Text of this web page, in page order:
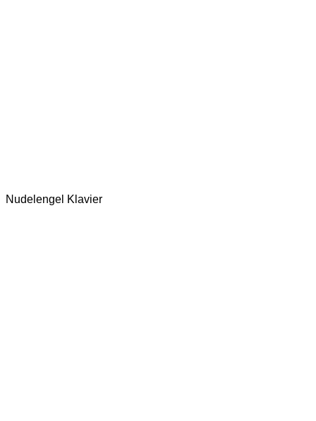
Nudelengel Klavier